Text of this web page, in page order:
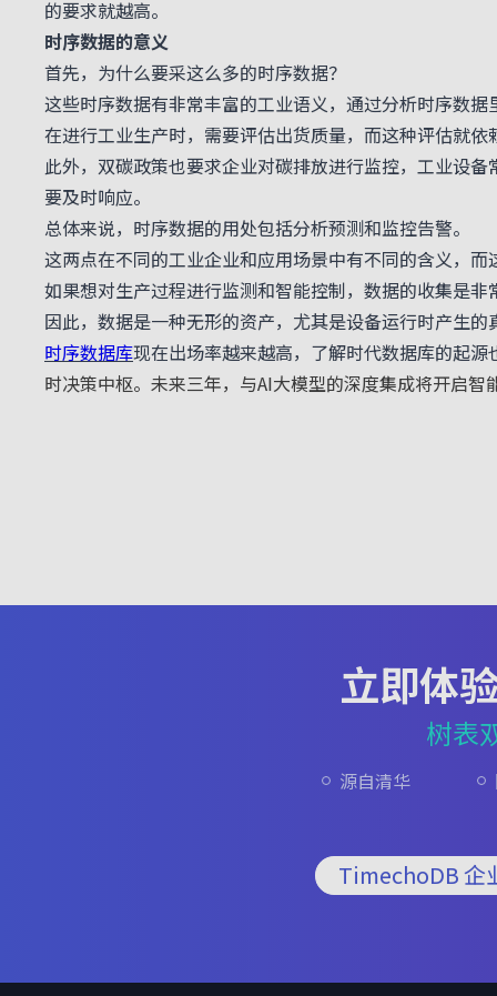
的要求就越高。
时序数据的意义
首先，为什么要采这么多的时序数据？
这些时序数据有非常丰富的工业语义，通过分析时序数
在进行工业生产时，需要评估出货质量，而这种评估就
此外，双碳政策也要求企业对碳排放进行监控，工业设
要及时响应。
总体来说，时序数据的用处包括分析预测和监控告警。
这两点在不同的工业企业和应用场景中有不同的含义，
如果想对生产过程进行监测和智能控制，数据的收集是
因此，数据是一种无形的资产，尤其是设备运行时产生的
时序数据库现在出场率越来越高，了解时代数据库的起源
时决策中枢。未来三年，与AI大模型的深度集成将开启
立即体
树表
源自清华
TimechoDB 企